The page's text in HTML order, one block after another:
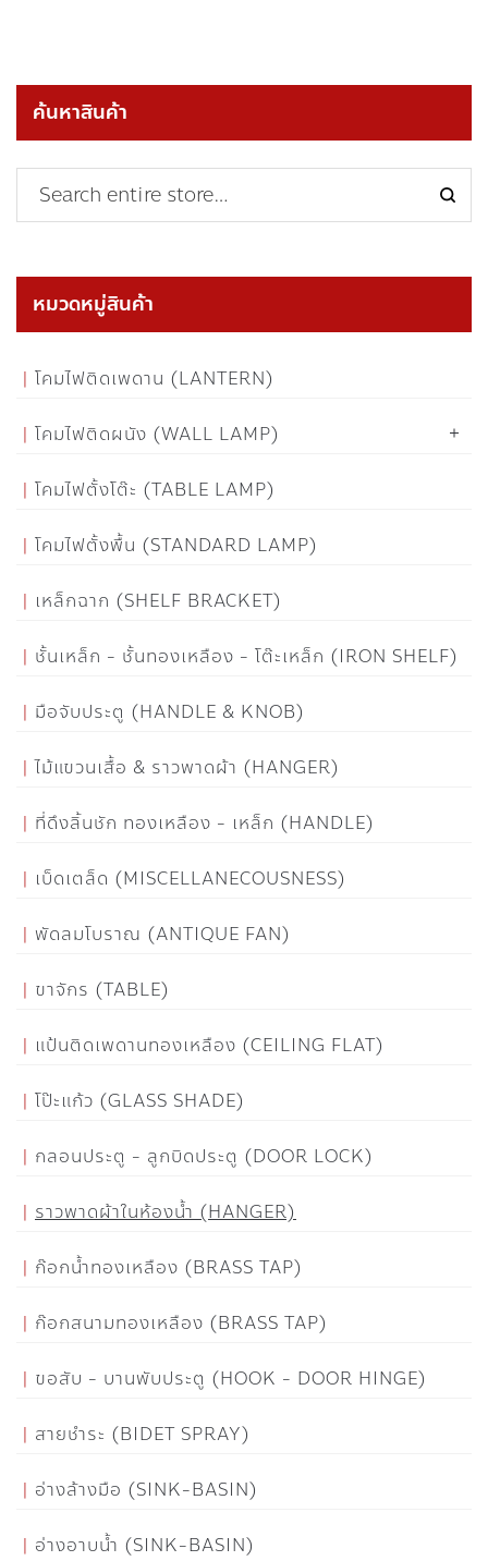
ค้นหาสินค้า
หมวดหมู่สินค้า
โคมไฟติดเพดาน (LANTERN)
โคมไฟติดผนัง (WALL LAMP)
โคมไฟตั้งโต๊ะ (TABLE LAMP)
โคมไฟตั้งพื้น (STANDARD LAMP)
เหล็กฉาก (SHELF BRACKET)
ชั้นเหล็ก - ชั้นทองเหลือง - โต๊ะเหล็ก (IRON SHELF)
มือจับประตู (HANDLE & KNOB)
ไม้แขวนเสื้อ & ราวพาดผ้า (HANGER)
ที่ดึงลิ้นชัก ทองเหลือง - เหล็ก (HANDLE)
เบ็ดเตล็ด (MISCELLANECOUSNESS)
พัดลมโบราณ (ANTIQUE FAN)
ขาจักร (TABLE)
แป้นติดเพดานทองเหลือง (CEILING FLAT)
โป๊ะแก้ว (GLASS SHADE)
กลอนประตู - ลูกบิดประตู (DOOR LOCK)
ราวพาดผ้าในห้องน้ำ (HANGER)
ก๊อกน้ำทองเหลือง (BRASS TAP)
ก๊อกสนามทองเหลือง (BRASS TAP)
ขอสับ - บานพับประตู (HOOK - DOOR HINGE)
สายชำระ (BIDET SPRAY)
อ่างล้างมือ (SINK-BASIN)
อ่างอาบน้ำ (SINK-BASIN)